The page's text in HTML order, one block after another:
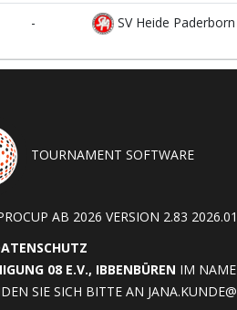
- SV Heide
TOURNAMENT SOFTWARE
AB 2026 VERSION 2.83
08 E.V., IBBENBÜREN IM
SIE SICH BITTE AN